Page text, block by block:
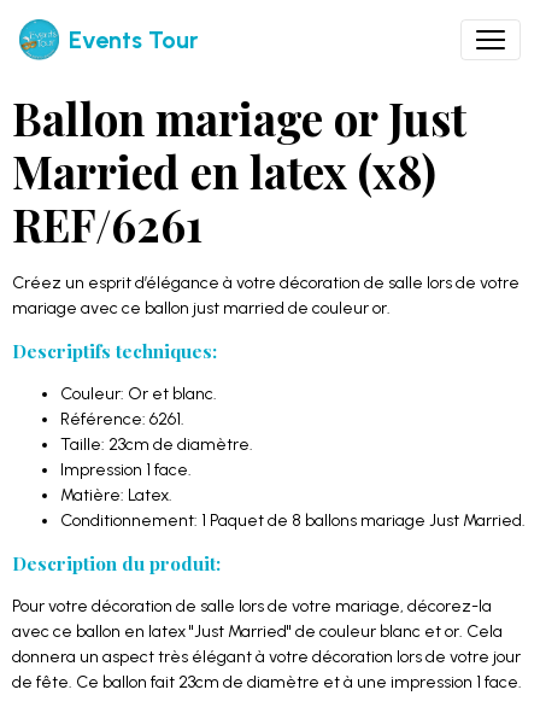
Events Tour
Ballon mariage or Just
Married en latex (x8)
REF/6261
Créez un esprit d’élégance à votre décoration de salle lors de votre
mariage avec ce ballon just married de couleur or.
Descriptifs techniques:
Couleur: Or et blanc.
Référence: 6261.
Taille: 23cm de diamètre.
Impression 1 face.
Matière: Latex.
Conditionnement: 1 Paquet de 8 ballons mariage Just Married.
Description du produit:
Pour votre décoration de salle lors de votre mariage, décorez-la
avec ce ballon en latex "Just Married" de couleur blanc et or. Cela
donnera un aspect très élégant à votre décoration lors de votre jour
de fête. Ce ballon fait 23cm de diamètre et à une impression 1 face.